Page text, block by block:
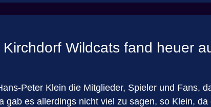
Wildcats fand heuer
Peter Klein die Mitglieder, Spieler und Fans,
es allerdings nicht viel zu sagen, so Klein,